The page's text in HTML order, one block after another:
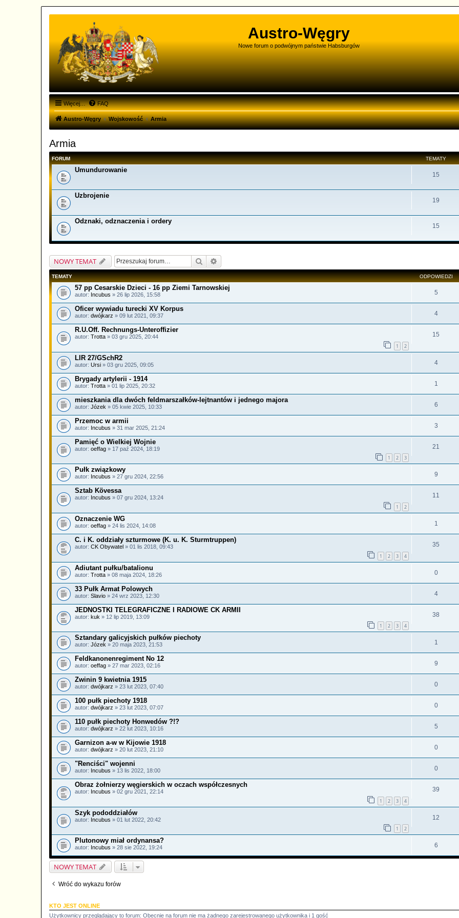
Austro-Węgry
Nowe forum o podwójnym państwie Habsburgów
Więcej… FAQ
Austro-Węgry Wojskowość Armia
Armia
FORUM TEMATY
Umundurowanie
15
Uzbrojenie
19
Odznaki, odznaczenia i ordery
15
NOWY TEMAT Szukaj
TEMATY ODPOWIEDZI
57 pp Cesarskie Dzieci - 16 pp Ziemi Tarnowskiej
autor: Incubus » 26 lip 2026, 15:58 5
Oficer wywiadu turecki XV Korpus
autor: dwójkarz » 09 lut 2021, 09:37 4
R.U.Off. Rechnungs-Unteroffizier
autor: Trotta » 03 gru 2025, 20:44
1 2
15
LIR 27/GSchR2
autor: Ursi » 03 gru 2025, 09:05 4
Brygady artylerii - 1914
autor: Trotta » 01 lip 2025, 20:32 1
mieszkania dla dwóch feldmarszałków-lejtnantów i jednego majora
autor: Józek » 05 kwie 2025, 10:33 6
Przemoc w armii
autor: Incubus » 31 mar 2025, 21:24 3
Pamięć o Wielkiej Wojnie
autor: oeffag » 17 paź 2024, 18:19
1 2 3
21
Pułk związkowy
autor: Incubus » 27 gru 2024, 22:56 9
Sztab Kövessa
autor: Incubus » 07 gru 2024, 13:24
1 2
11
Oznaczenie WG
autor: oeffag » 24 lis 2024, 14:08 1
C. i K. oddziały szturmowe (K. u. K. Sturmtruppen)
autor: CK Obywatel » 01 lis 2018, 09:43
1 2 3 4
35
Adiutant pułku/batalionu
autor: Trotta » 08 maja 2024, 18:26 0
33 Pułk Armat Polowych
autor: Slavio » 24 wrz 2023, 12:30 4
JEDNOSTKI TELEGRAFICZNE I RADIOWE CK ARMII
autor: kuk » 12 lip 2019, 13:09
1 2 3 4
38
Sztandary galicyjskich pułków piechoty
autor: Józek » 20 maja 2023, 21:53 1
Feldkanonenregiment No 12
autor: oeffag » 27 mar 2023, 02:16 9
Zwinin 9 kwietnia 1915
autor: dwójkarz » 23 lut 2023, 07:40 0
100 pułk piechoty 1918
autor: dwójkarz » 23 lut 2023, 07:07 0
110 pułk piechoty Honwedów ?!?
autor: dwójkarz » 22 lut 2023, 10:16 5
Garnizon a-w w Kijowie 1918
autor: dwójkarz » 20 lut 2023, 21:10 0
"Renciści" wojenni
autor: Incubus » 13 lis 2022, 18:00 0
Obraz żołnierzy węgierskich w oczach współczesnych
autor: Incubus » 02 gru 2021, 22:14
1 2 3 4
39
Szyk pododdziałów
autor: Incubus » 01 lut 2022, 20:42
1 2
12
Plutonowy miał ordynansa?
autor: Incubus » 28 sie 2022, 19:24 6
NOWY TEMAT
Wróć do wykazu forów
KTO JEST ONLINE
Użytkownicy przeglądający to forum: Obecnie na forum nie ma żadnego zarejestrowanego użytkownika i 1 gość